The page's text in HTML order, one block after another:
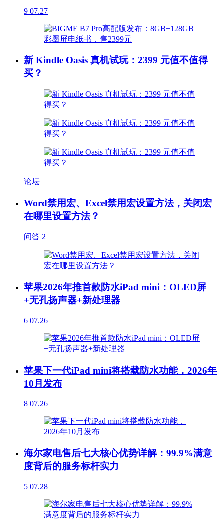
9 07.27
新 Kindle Oasis 真机试玩：2399 元值不值得
买？
论坛
Word禁用宏、Excel禁用宏设置方法，关闭宏
在哪里设置方法？
问答 2
苹果2026年推首款防水iPad mini：OLED屏
+无孔扬声器+新处理器
6 07.26
苹果下一代iPad mini将搭载防水功能，2026年
10月发布
8 07.26
海尔家电售后七大核心优势详解：99.9%满意
度背后的服务标杆实力
5 07.28